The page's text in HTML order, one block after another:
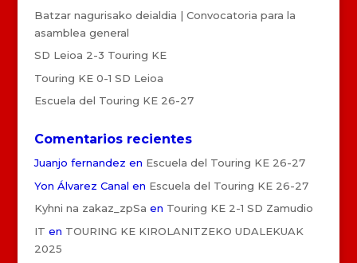
Batzar nagurisako deialdia | Convocatoria para la
asamblea general
SD Leioa 2-3 Touring KE
Touring KE 0-1 SD Leioa
Escuela del Touring KE 26-27
Comentarios recientes
Juanjo fernandez en Escuela del Touring KE 26-27
Yon Álvarez Canal en Escuela del Touring KE 26-27
Kyhni na zakaz_zpSa en Touring KE 2-1 SD Zamudio
IT en TOURING KE KIROLANITZEKO UDALEKUAK
2025